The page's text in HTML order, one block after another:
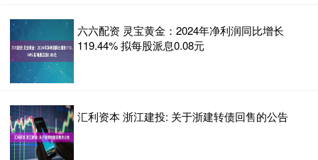
六六配资 灵宝黄金：2024年净利润同比增长
119.44% 拟每股派息0.08元
汇利资本 浙江建投: 关于浙建转债回售的公告